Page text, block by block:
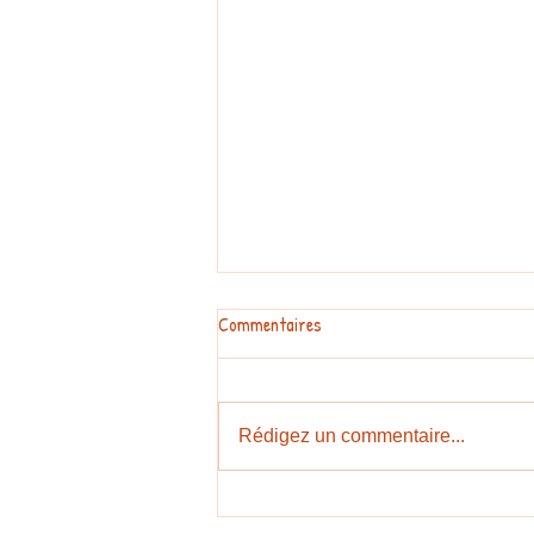
BOL DE RIZ
Commentaires
Rédigez un commentaire...